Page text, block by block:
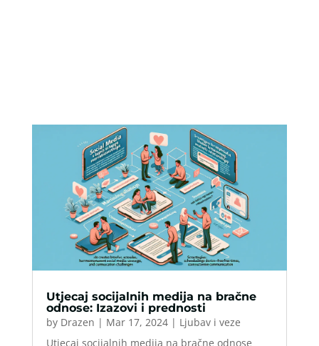
Utjecaj socijalnih medija na bračne
odnose: Izazovi i prednosti
by Drazen | Mar 17, 2024| Ljubav i veze
Utjecaj socijalnih medija na bračne odnose